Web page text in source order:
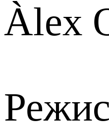
Àlex